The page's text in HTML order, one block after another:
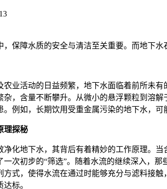
保障水质的安全与清洁至关重要。而地下
农业活动的日益频繁，地下水面临着前所未
杂，含量不断攀升。从微小的悬浮颗粒到溶
例如，长期饮用受重金属污染的地下水，
理探秘
化地下水，其背后有着精妙的工作原理。
次初步的“筛选”。随着水流的继续深入，
方式，使得水流在通过时能够充分与滤料接
标。